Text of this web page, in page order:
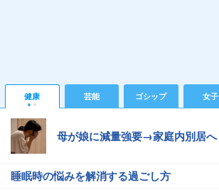
健康 芸能 ゴシップ 女子
母が娘に減量強要→家庭内別居へ
睡眠時の悩みを解消する過ごし方